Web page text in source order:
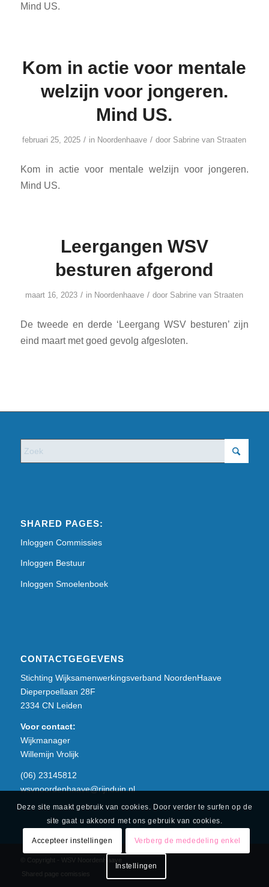
Mind US.
Kom in actie voor mentale
welzijn voor jongeren.
Mind US.
februari 25, 2025 / in Noordenhaave / door Sabrine van Straaten
Kom in actie voor mentale welzijn voor jongeren.
Mind US.
Leergangen WSV
besturen afgerond
maart 16, 2023 / in Noordenhaave / door Sabrine van Straaten
De tweede en derde ‘Leergang WSV besturen’ zijn
eind maart met goed gevolg afgesloten.
SHARED PAGES:
Inloggen Commissies
Inloggen Bestuur
Inloggen Smoelenboek
CONTACTGEGEVENS
Stichting Wijksamenwerkingsverband NoordenHaave
Dieperpoellaan 28F
2334 CN Leiden
Voor contact:
Wijkmanager
Willemijn Vrolijk
(06) 23145812
wsvnoordenhaave@rijnduin.nl
© Copyright - WSV NoordenHaave
Shared page comissies
Deze site maakt gebruik van cookies. Door verder te surfen op de
site gaat u akkoord met ons gebruik van cookies.
Accepteer instellingen Verberg de mededeling enkel
Instellingen